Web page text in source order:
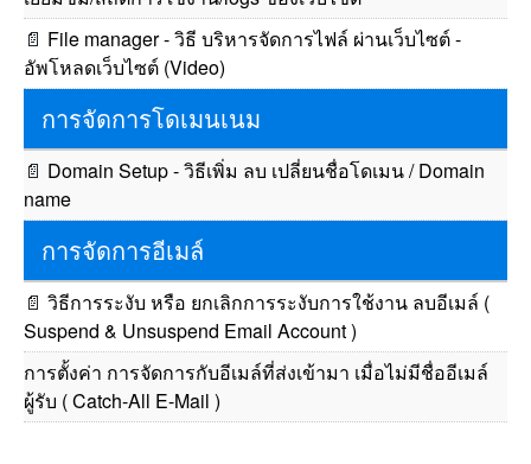
📄 File manager - วิธี บริหารจัดการไฟล์ ผ่านเว็บไซต์ -
อัพโหลดเว็บไซต์ (Video)
การจัดการโดเมนเนม
📄 Domain Setup - วิธีเพิ่ม ลบ เปลี่ยนชื่อโดเมน / Domain
name
การจัดการอีเมล์
📄 วิธีการระงับ หรือ ยกเลิกการระงับการใช้งาน ลบอีเมล์ (
Suspend & Unsuspend Email Account )
การตั้งค่า การจัดการกับอีเมล์ที่ส่งเข้ามา เมื่อไม่มีชื่ออีเมล์
ผู้รับ ( Catch-All E-Mail )